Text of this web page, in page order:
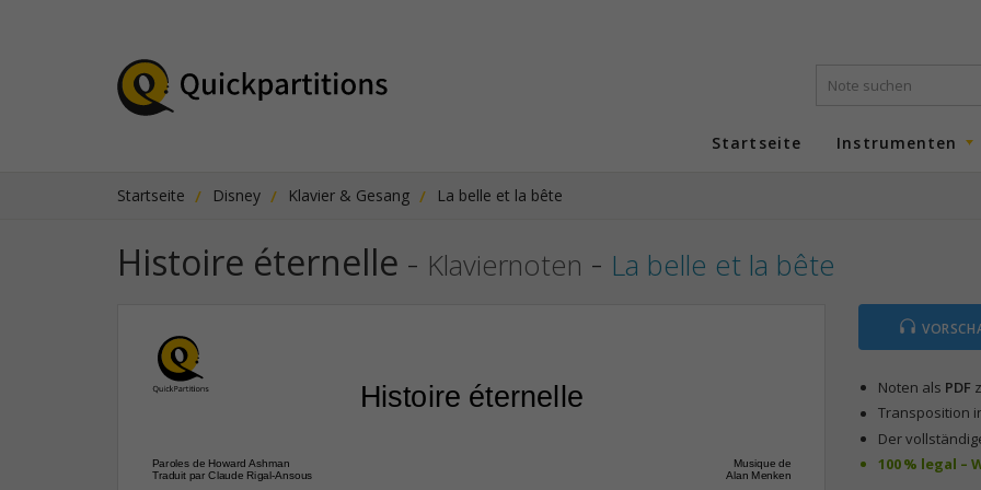
Startseite Instrumenten
Startseite Disney Klavier & Gesang La belle et la bête
Histoire éternelle - Klaviernoten - La belle et la bête
Paroles de Howard Ashman
Traduit par Claude Rigal-Ansous
Musique de
Alan Menken
Histoire éternelle Noten als PDF
Transposition
Der
100 % legal